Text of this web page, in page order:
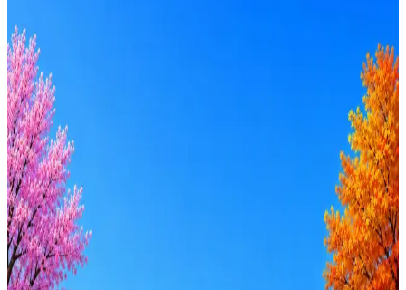
ПКНМ-УРАЛ
1активная вакансия
Стратегия поиска с AI: рынки, позиции, вилка, каналы
AI генерация сопроводительных писем